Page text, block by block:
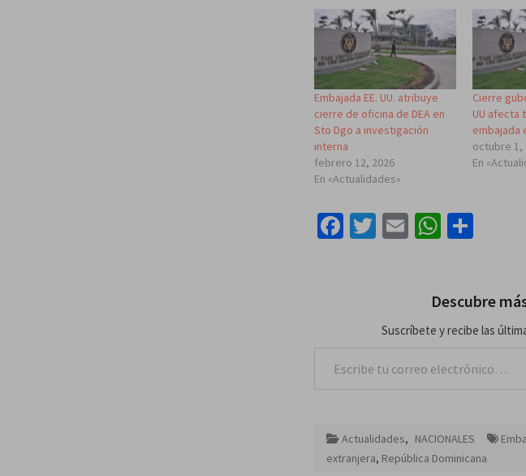
Embajada EE. UU. atribuye
cierre de oficina de DEA en
Sto Dgo a investigación
interna
febrero 12, 2026
En «Actualidades»
Cierre
UU afecta
embajada
octubre 1,
En
Facebook
Twitter
Email
Descubre
Suscríbete y recibe las
Actualidades, NACIONALES
extranjera, República Dominicana